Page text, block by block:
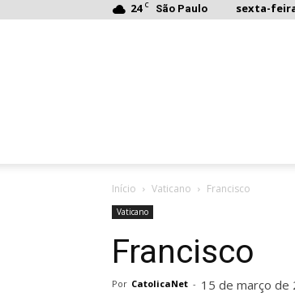
24 C São Paulo sexta-
Início Vaticano Francisco
Vaticano
Francisco
Por CatolicaNet - 15 de março de